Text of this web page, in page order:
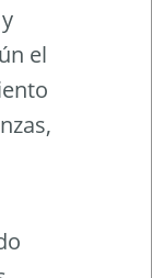
el